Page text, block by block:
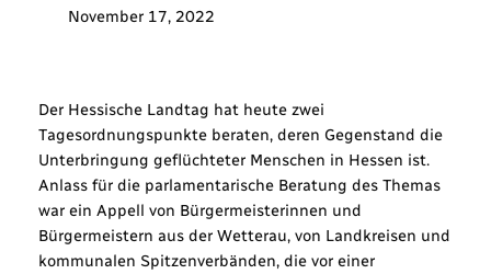
November 17, 2022
Der Hessische Landtag hat heute zwei
Tagesordnungspunkte beraten, deren Gegenstand die
Unterbringung geflüchteter Menschen in Hessen ist.
Anlass für die parlamentarische Beratung des Themas
war ein Appell von Bürgermeisterinnen und
Bürgermeistern aus der Wetterau, von Landkreisen und
kommunalen Spitzenverbänden, die vor einer